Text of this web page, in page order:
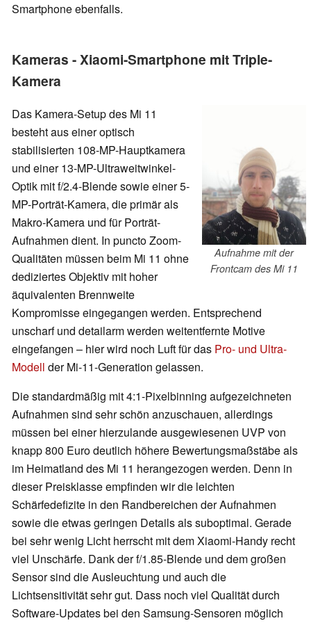
Smartphone ebenfalls.
Kameras - Xiaomi-Smartphone mit Triple-
Kamera
Aufnahme mit der
Frontcam des Mi 11
Das Kamera-Setup des Mi 11
besteht aus einer optisch
stabilisierten 108-MP-Hauptkamera
und einer 13-MP-Ultraweitwinkel-
Optik mit f/2.4-Blende sowie einer 5-
MP-Porträt-Kamera, die primär als
Makro-Kamera und für Porträt-
Aufnahmen dient. In puncto Zoom-
Qualitäten müssen beim Mi 11 ohne
dediziertes Objektiv mit hoher
äquivalenten Brennweite
Kompromisse eingegangen werden. Entsprechend
unscharf und detailarm werden weitentfernte Motive
eingefangen – hier wird noch Luft für das Pro- und Ultra-
Modell der Mi-11-Generation gelassen.
Die standardmäßig mit 4:1-Pixelbinning aufgezeichneten
Aufnahmen sind sehr schön anzuschauen, allerdings
müssen bei einer hierzulande ausgewiesenen UVP von
knapp 800 Euro deutlich höhere Bewertungsmaßstäbe als
im Heimatland des Mi 11 herangezogen werden. Denn in
dieser Preisklasse empfinden wir die leichten
Schärfedefizite in den Randbereichen der Aufnahmen
sowie die etwas geringen Details als suboptimal. Gerade
bei sehr wenig Licht herrscht mit dem Xiaomi-Handy recht
viel Unschärfe. Dank der f/1.85-Blende und dem großen
Sensor sind die Ausleuchtung und auch die
Lichtsensitivität sehr gut. Dass noch viel Qualität durch
Software-Updates bei den Samsung-Sensoren möglich